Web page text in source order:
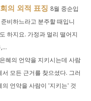
의 외적 표징 8월 중순입
비하느라고 분주할 때입니
하지요. 가정과 멀리 떨어지
혜의 언약을 지키시는데 사람
모든 근거를 찾으셨다. 그러
언약을 사람이 '지키는' 것